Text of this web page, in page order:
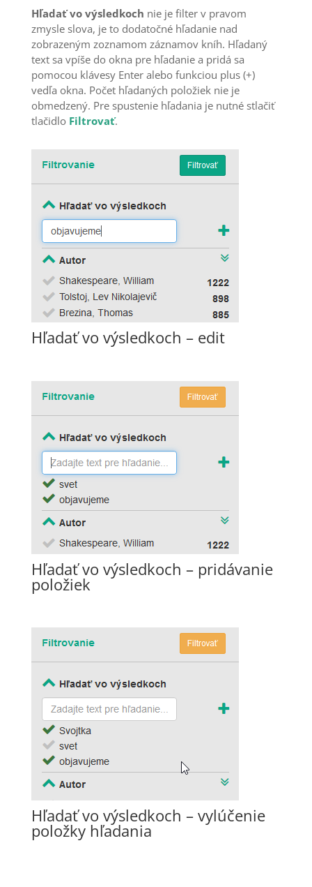
Hľadať vo výsledkoch nie je filter v pravom
zmysle slova, je to dodatočné hľadanie nad
zobrazeným zoznamom záznamov kníh. Hľadaný
text sa vpíše do okna pre hľadanie a pridá sa
pomocou klávesy Enter alebo funkciou plus (+)
vedľa okna. Počet hľadaných položiek nie je
obmedzený. Pre spustenie hľadania je nutné stlačiť
tlačidlo Filtrovať.
Hľadať vo výsledkoch – edit
Hľadať vo výsledkoch – pridávanie
položiek
Hľadať vo výsledkoch – vylúčenie
položky hľadania